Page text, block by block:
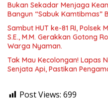
Bukan Sekadar Menjaga
Bangun “Sabuk Kamtibmas”
Sambut HUT ke-81 RI, Polsek
S.E., M.M. Gerakkan Gotong
Warga Nyaman.
Tak Mau Kecolongan! Lapas
Senjata Api, Pastikan
Post Views: 699